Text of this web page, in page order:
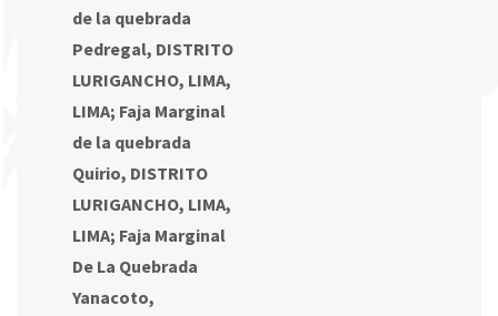
de la quebrada
Pedregal, DISTRITO
LURIGANCHO, LIMA,
LIMA; Faja Marginal
de la quebrada
Quirio, DISTRITO
LURIGANCHO, LIMA,
LIMA; Faja Marginal
De La Quebrada
Yanacoto,